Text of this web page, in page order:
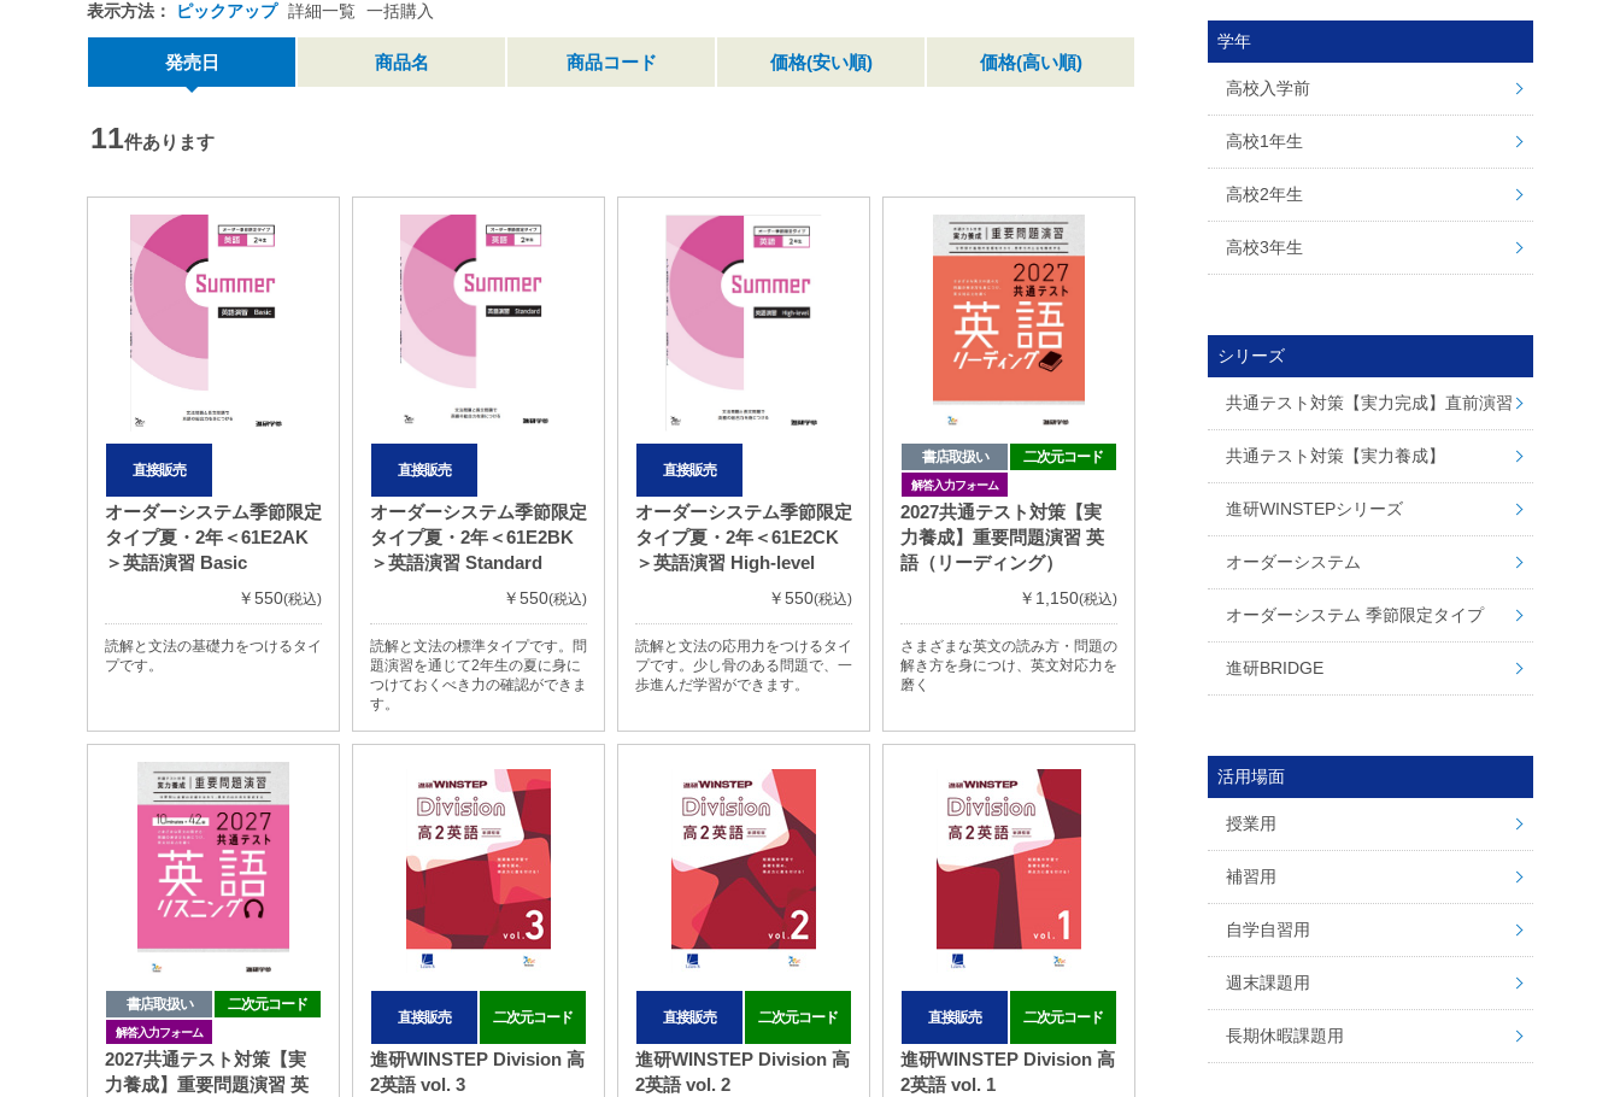
学年
高校入学前
高校1年生
高校2年生
高校3年生
シリーズ
共通テスト対策【実力完成】直前演習
共通テスト対策【実力養成】
進研WINSTEPシリーズ
オーダーシステム
オーダーシステム 季節限定タイプ
進研BRIDGE
活用場面
授業用
補習用
自学自習用
週末課題用
長期休暇課題用
表示方法： ピックアップ 詳細一覧 一括購入
発売日 商品名 商品コード 価格(安い順) 価格(高い順)
11件あります
直接販売
オーダーシステム季節限定
タイプ夏・2年＜61E2AK
＞英語演習 Basic
￥550(税込)
読解と文法の基礎力をつけるタイ
プです。
直接販売
オーダーシステム季節限定
タイプ夏・2年＜61E2BK
＞英語演習 Standard
￥550(税込)
読解と文法の標準タイプです。問
題演習を通じて2年生の夏に身に
つけておくべき力の確認ができま
す。
直接販売
オーダーシステム季節限定
タイプ夏・2年＜61E2CK
＞英語演習 High-level
￥550(税込)
読解と文法の応用力をつけるタイ
プです。少し骨のある問題で、一
歩進んだ学習ができます。
書店取扱い 二次元コード
解答入力フォーム
2027共通テスト対策【実
力養成】重要問題演習 英
語（リーディング）
￥1,150(税込)
さまざまな英文の読み方・問題の
解き方を身につけ、英文対応力を
磨く
書店取扱い 二次元コード
解答入力フォーム
2027共通テスト対策【実
力養成】重要問題演習 英
直接販売 二次元コード
進研WINSTEP Division 高
2英語 vol. 3
直接販売 二次元コード
進研WINSTEP Division 高
2英語 vol. 2
直接販売 二次元コード
進研WINSTEP Division 高
2英語 vol. 1